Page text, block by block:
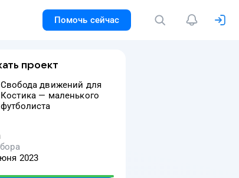
Помочь сейчас
проект
Свобода движений для
Костика — маленького
футболиста
2023